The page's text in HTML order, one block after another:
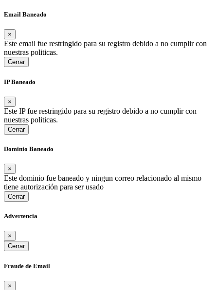
Email Baneado
×
Este email fue restringido para su registro debido a no cumplir con
nuestras politicas.
Cerrar
IP Baneado
×
Este IP fue restringido para su registro debido a no cumplir con
nuestras politicas.
Cerrar
Dominio Baneado
×
Este dominio fue baneado y ningun correo relacionado al mismo
tiene autorización para ser usado
Cerrar
Advertencia
×
Cerrar
Fraude de Email
×